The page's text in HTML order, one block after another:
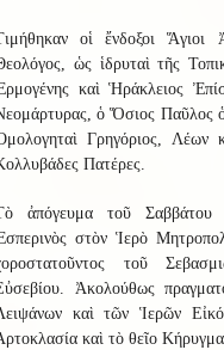
οἱ ἔνδοξοι
ὡς ἱδρυταὶ τῆς
καὶ Ἡράκλειος
ὁ Ὅσιος Παῦλος
Γρηγόριος, Λέων
Πατέρες.
ἀπόγευμα τοῦ Σαββάτου
στὸν Ἱερὸ
τοῦ
Ἀκολούθως
καὶ τῶν Ἱερῶν
καὶ τὸ θεῖο